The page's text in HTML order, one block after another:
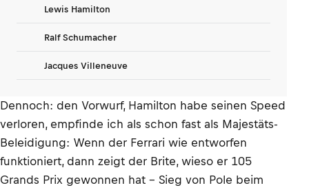
Lewis Hamilton
Ralf Schumacher
Jacques Villeneuve
Dennoch: den Vorwurf, Hamilton habe seinen Speed
verloren, empfinde ich als schon fast als Majestäts-
Beleidigung: Wenn der Ferrari wie entworfen
funktioniert, dann zeigt der Brite, wieso er 105
Grands Prix gewonnen hat – Sieg von Pole beim